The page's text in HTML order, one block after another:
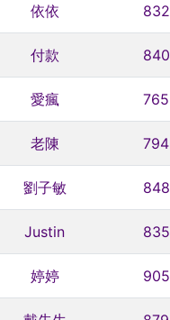
依依 832
付款 840
愛瘋 765
老陳 794
劉子敏 848
Justin 835
婷婷 905